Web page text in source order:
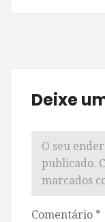
Deixe
O seu
publicado.
marcados
Comentário *